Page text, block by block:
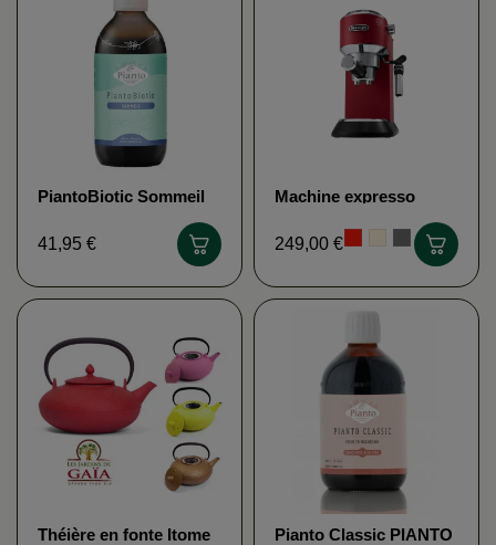
PiantoBiotic Sommeil
41,95 €
Machine expresso
EC695.M
249,00 €
Théière en fonte Itome
Pianto Classic PIANTO